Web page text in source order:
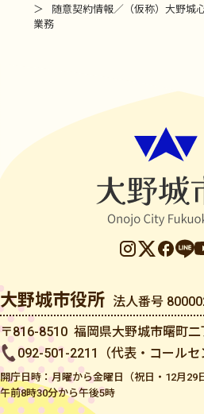
随意契約情報／（仮称）大野城
業務
大野城市役所 法人番号
〒816-8510 福岡県大野城市曙町
092-501-2211（代表・コールセ
開庁日時：月曜から金曜日（祝日・12月29
午前8時30分から午後5時